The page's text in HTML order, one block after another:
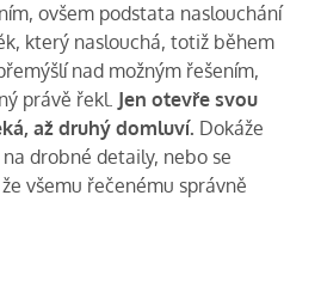
ovšem podstata naslouchání
který naslouchá, totiž během
nad možným řešením,
právě řekl. Jen otevře svou
až druhý domluví. Dokáže
drobné detaily, nebo se
všemu řečenému správně